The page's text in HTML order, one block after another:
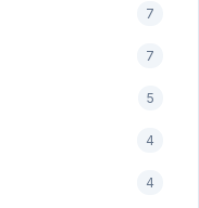
7
7
5
4
4